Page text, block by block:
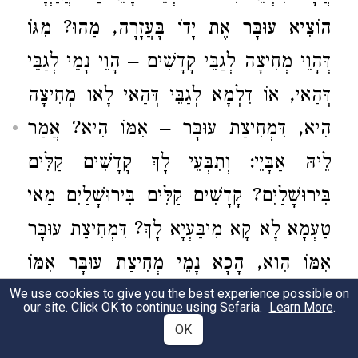
הוֹצִיא עוּבָּר אֶת יָדוֹ בָּעֲזָרָה, מַהוּ? מִגּוֹ
דְּהָוֵי מְחִיצָה לְגַבֵּי קָדָשִׁים – הָוֵי נָמֵי לְגַבֵּי
דְּהַאי, אוֹ דִלְמָא לְגַבֵּי דְּהַאי לָאו מְחִיצָה
הִיא, דִּמְחִיצַת עוּבָּר – אִמּוֹ הִיא?
ד
אֲמַר
לֵיהּ אַבָּיֵי: וְתִבְּעֵי לָךְ קָדָשִׁים קַלִּים
בִּירוּשָׁלַיִם? קָדָשִׁים קַלִּים בִּירוּשָׁלַיִם מַאי
טַעְמָא לָא קָא מִיבַּעְיָא לָךְ? דִּמְחִיצַת עוּבָּר
אִמּוֹ הִוא, הָכָא נָמֵי מְחִיצַת עוּבָּר אִמּוֹ
הִוא.
ה
בָּעֵי אִילְפָא: הוֹצִיא עוּבָּר אֶת יָדוֹ בֵּין
סִימָן לְסִימָן, מַהוּ?
We use cookies to give you the best experience possible on
our site. Click OK to continue using Sefaria. Learn More.
OK